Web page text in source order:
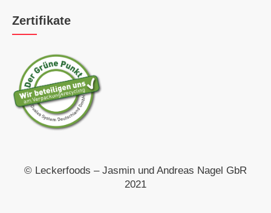
Zertifikate
© Leckerfoods – Jasmin und Andreas Nagel GbR
2021